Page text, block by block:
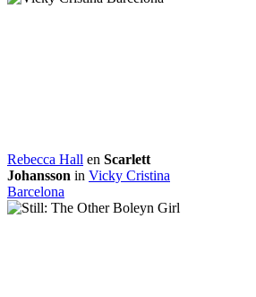
Rebecca Hall en Scarlett
Johansson in Vicky Cristina
Barcelona